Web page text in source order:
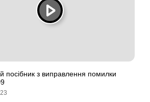
посібник з виправлення помилки